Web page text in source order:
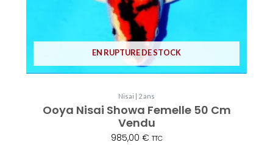
EN RUPTURE DE STOCK
Nisai | 2 ans
Ooya Nisai Showa Femelle 50 Cm
Vendu
985,00 € TTC